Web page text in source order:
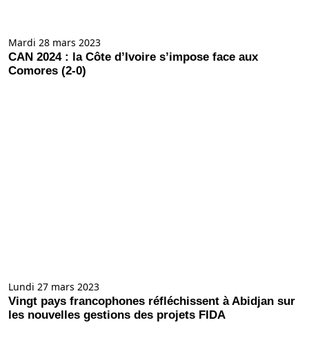
Mardi 28 mars 2023
CAN 2024 : la Côte d’Ivoire s’impose face aux
Comores (2-0)
Lundi 27 mars 2023
Vingt pays francophones réfléchissent à Abidjan sur
les nouvelles gestions des projets FIDA